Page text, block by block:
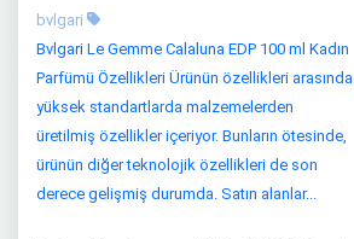
bvlgari
Bvlgari Le Gemme Calaluna EDP 100 ml Kadın
Parfümü Özellikleri Ürünün özellikleri arasında
yüksek standartlarda malzemelerden
üretilmiş özellikler içeriyor. Bunların ötesinde,
ürünün diğer teknolojik özellikleri de son
derece gelişmiş durumda. Satın alanlar...